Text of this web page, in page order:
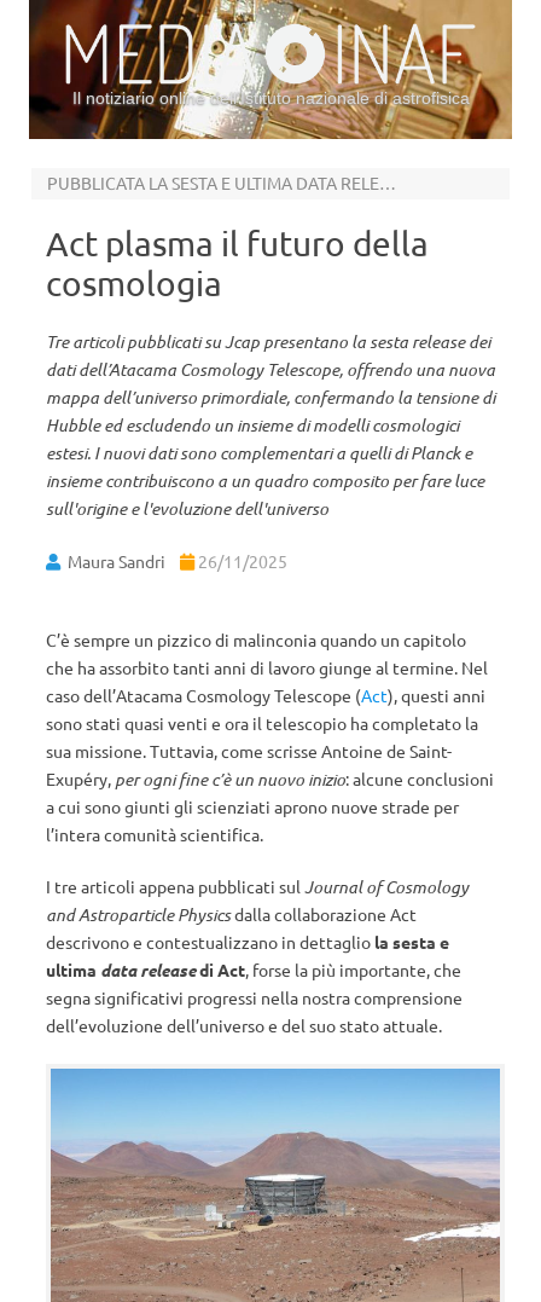
Il notiziario online dell’Istituto nazionale di astrofisica
PUBBLICATA LA SESTA E ULTIMA DATA RELEASE
Act plasma il futuro della
cosmologia
Tre articoli pubblicati su Jcap presentano la sesta release dei
dati dell’Atacama Cosmology Telescope, offrendo una nuova
mappa dell’universo primordiale, confermando la tensione di
Hubble ed escludendo un insieme di modelli cosmologici
estesi. I nuovi dati sono complementari a quelli di Planck e
insieme contribuiscono a un quadro composito per fare luce
sull'origine e l'evoluzione dell'universo
Maura Sandri 26/11/2025
C’è sempre un pizzico di malinconia quando un capitolo
che ha assorbito tanti anni di lavoro giunge al termine. Nel
caso dell’Atacama Cosmology Telescope (Act), questi anni
sono stati quasi venti e ora il telescopio ha completato la
sua missione. Tuttavia, come scrisse Antoine de Saint-
Exupéry, per ogni fine c’è un nuovo inizio: alcune conclusioni
a cui sono giunti gli scienziati aprono nuove strade per
l’intera comunità scientifica.
I tre articoli appena pubblicati sul Journal of Cosmology
and Astroparticle Physicsdalla collaborazione Act
descrivono e contestualizzano in dettaglio la sesta e
ultima data releasedi Act, forse la più importante, che
segna significativi progressi nella nostra comprensione
dell’evoluzione dell’universo e del suo stato attuale.